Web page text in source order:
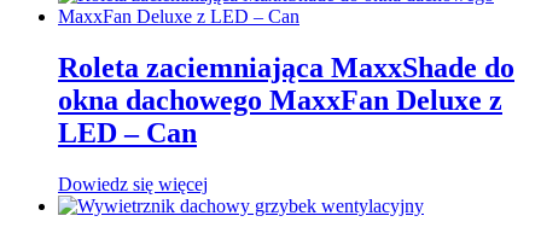
Roleta zaciemniająca MaxxShade do
okna dachowego MaxxFan Deluxe z
LED – Can
Dowiedz się więcej